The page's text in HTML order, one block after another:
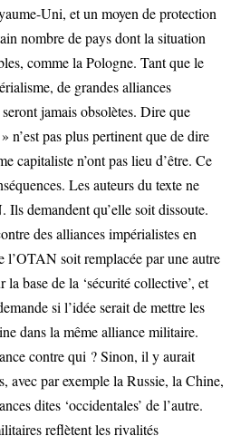
Uni, et un moyen de protection
nombre de pays dont la situation
comme la Pologne. Tant que le
de grandes alliances
jamais obsolètes. Dire que
n’est pas plus pertinent que de dire
capitaliste n’ont pas lieu d’être. Ce
Les auteurs du texte ne
Ils demandent qu’elle soit dissoute.
des alliances impérialistes en
l’OTAN soit remplacée par une autre
base de la ‘sécurité collective’, et
si l’idée serait de mettre les
dans la même alliance militaire.
contre qui ? Sinon, il y aurait
avec par exemple la Russie, la Chine,
dites ‘occidentales’ de l’autre.
reflètent les rivalités